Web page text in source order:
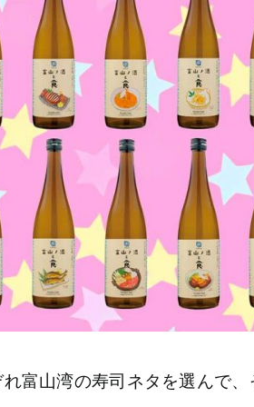
富山湾の寿司ネタを選んで